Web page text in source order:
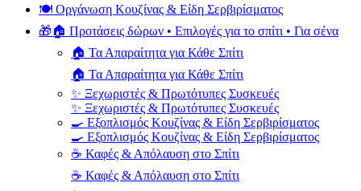
🍽️ Οργάνωση Κουζίνας & Είδη Σερβιρίσματος
🎁🏠 Προτάσεις δώρων • Επιλογές για το σπίτι • Για σένα
🏠 Τα Απαραίτητα για Κάθε Σπίτι
🏠 Τα Απαραίτητα για Κάθε Σπίτι
✨ Ξεχωριστές & Πρωτότυπες Συσκευές
✨ Ξεχωριστές & Πρωτότυπες Συσκευές
🍳 Εξοπλισμός Κουζίνας & Είδη Σερβιρίσματος
🍳 Εξοπλισμός Κουζίνας & Είδη Σερβιρίσματος
☕ Καφές & Απόλαυση στο Σπίτι
☕ Καφές & Απόλαυση στο Σπίτι